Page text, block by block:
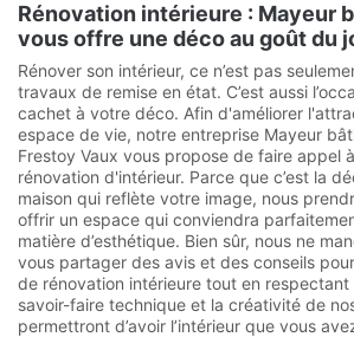
Rénovation intérieure : Mayeur
vous offre une déco au goût du
Rénover son intérieur, ce n’est pas
travaux de remise en état. C’est aussi
cachet à votre déco. Afin d'améliorer
espace de vie, notre entreprise Mayeur
Frestoy Vaux vous propose de faire appel
rénovation d'intérieur. Parce que c’est la
maison qui reflète votre image, nous
offrir un espace qui conviendra
matière d’esthétique. Bien sûr, nous ne
vous partager des avis et des conseils
de rénovation intérieure tout en
savoir-faire technique et la créativité de
permettront d’avoir l’intérieur que vous